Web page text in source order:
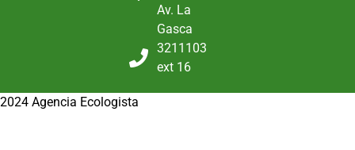
Av. La
Gasca
3211103
ext 16
2024 Agencia Ecologista